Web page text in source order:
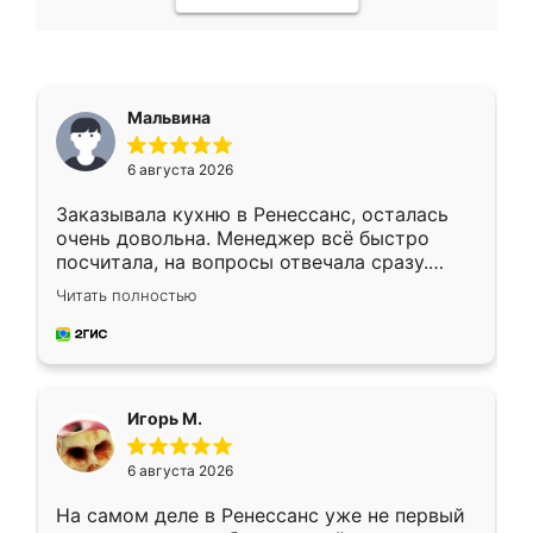
Мальвина
6 августа 2026
Заказывала кухню в Ренессанс, осталась
очень довольна. Менеджер всё быстро
посчитала, на вопросы отвечала сразу.
Замерщик приехал в субботу, подошёл к
делу со всей ответственностью. Собрали
за день, ребята работали аккуратно, даже
Читать полностью
Игорь М.
6 августа 2026
На самом деле в Ренессанс уже не первый